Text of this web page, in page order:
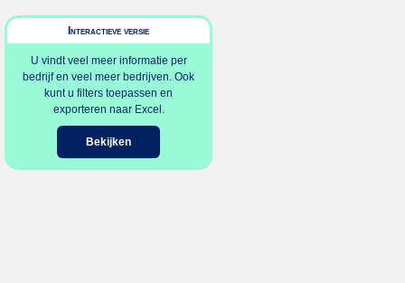
Interactieve versie
U vindt veel meer informatie per
bedrijf en veel meer bedrijven. Ook
kunt u filters toepassen en
exporteren naar Excel.
Bekijken